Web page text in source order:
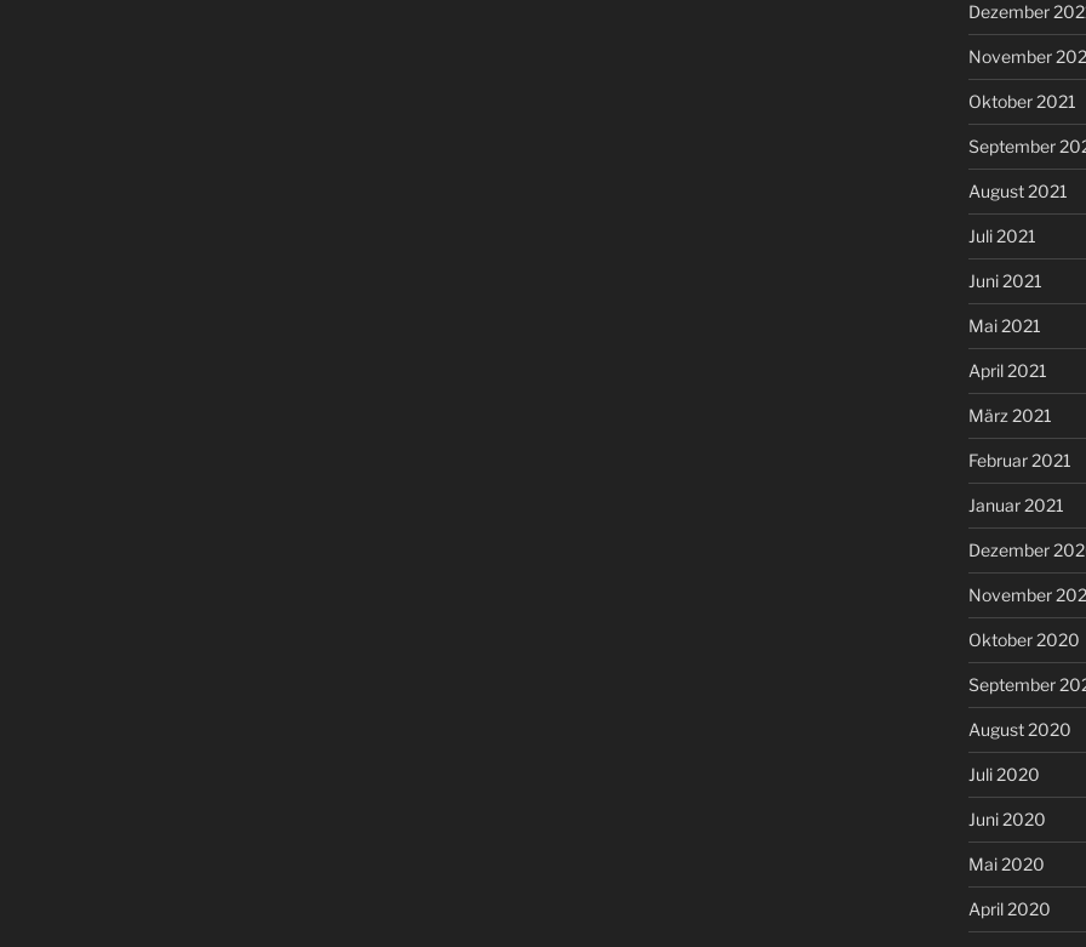
Dezember
November
Oktober 2021
September
August 2021
Juli 2021
Juni 2021
Mai 2021
April 2021
März 2021
Februar 2021
Januar 2021
Dezember
November
Oktober 2020
September
August 2020
Juli 2020
Juni 2020
Mai 2020
April 2020